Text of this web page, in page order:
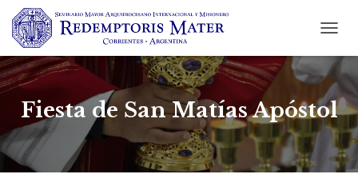
A
M
B
I
A
R
M
O
Fiesta de San Matías Apóstol